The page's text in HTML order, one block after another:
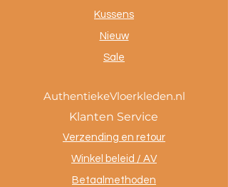
Kussens
Nieuw
Sale
AuthentiekeVloerkleden.nl
Klanten Service
Verzending en retour
Winkel beleid / AV
Betaalmethoden